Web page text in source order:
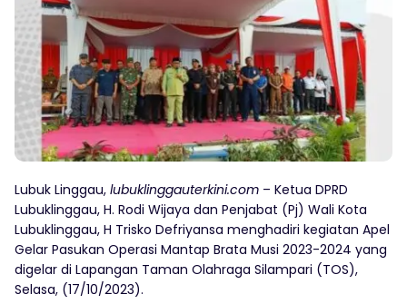
Lubuk Linggau, lubuklinggauterkini.com – Ketua DPRD
Lubuklinggau, H. Rodi Wijaya dan Penjabat (Pj) Wali Kota
Lubuklinggau, H Trisko Defriyansa menghadiri kegiatan Apel
Gelar Pasukan Operasi Mantap Brata Musi 2023-2024 yang
digelar di Lapangan Taman Olahraga Silampari (TOS),
Selasa, (17/10/2023).